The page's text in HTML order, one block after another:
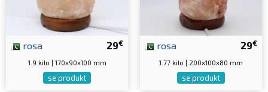
29€
rosa
1.9 kilo | 170x90x100 mm
se produkt
29€
rosa
1.77 kilo | 200x100x80 mm
se produkt